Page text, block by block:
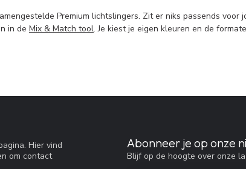
Premium lichtslingers. Zit er niks passends voor
in de Mix & Match tool. Je kiest je eigen kleuren en de
Hier vind
om contact
Abonneer je op onze
Blijf op de hoogte over onze